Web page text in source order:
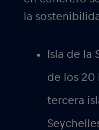
la
Isla de la
de los 20
tercera